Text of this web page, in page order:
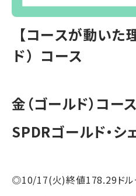
【コースが動い
ド）コース
金（ゴールド）コース
SPDRゴールド・シ
◎10/17(火)終値178.29ドル